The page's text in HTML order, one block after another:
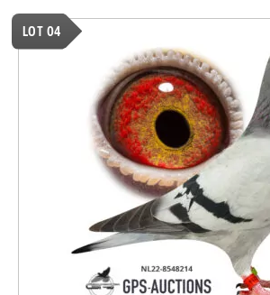
LOT 04